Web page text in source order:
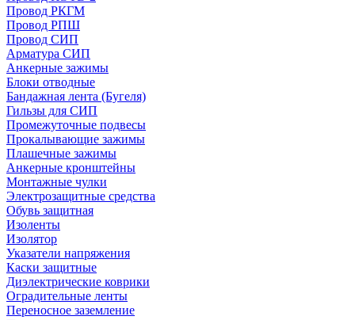
Провод РКГМ
Провод РПШ
Провод СИП
Арматура СИП
Анкерные зажимы
Блоки отводные
Бандажная лента (Бугеля)
Гильзы для СИП
Промежуточные подвесы
Прокалывающие зажимы
Плашечные зажимы
Анкерные кронштейны
Монтажные чулки
Электрозащитные средства
Обувь защитная
Изоленты
Изолятор
Указатели напряжения
Каски защитные
Диэлектрические коврики
Оградительные ленты
Переносное заземление